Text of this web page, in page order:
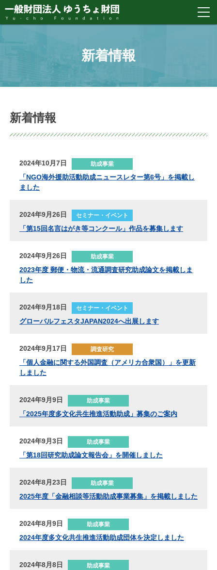
新着情報
新着情報
2024年10月7日 助成事業
「NGO海外援助活動助成ニュースレター第6号」を掲載し
ました
2024年9月26日 セミナー・イベント
「第15回名言はがき等コンクール」作品を募集します
2024年9月26日 助成事業
2023年度 郵便・物流・流通調査研究助成論文を掲載しま
した
2024年9月18日 セミナー・イベント
グローバルフェスタJAPAN2024へ出展します
2024年9月17日 調査研究
「個人金融に関する外国調査（アメリカ合衆国）」を更新
しました
2024年9月9日 助成事業
「2025年度多文化共生推進活動助成」募集のご案内
2024年9月3日 助成事業
「第18回研究助成論文報告会」を開催しました
2024年8月23日 助成事業
2025年度「金融相談等活動助成事業募集」を掲載しました
2024年8月9日 助成事業
2024年度多文化共生推進活動助成団体を決定しました
2024年8月8日 助成事業